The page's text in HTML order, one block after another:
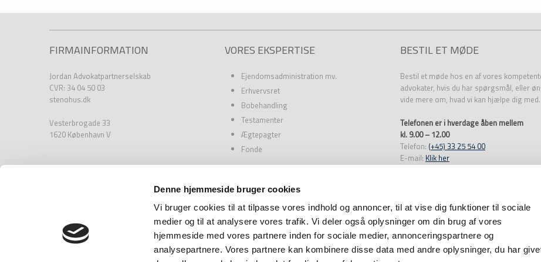
Denne hjemmeside bruger cookies
Vi bruger cookies til at tilpasse vores indhold og annoncer, til at vise dig funktioner til sociale
medier og til at analysere vores trafik. Vi deler også oplysninger om din brug af vores
hjemmeside med vores partnere inden for sociale medier, annonceringspartnere og
analysepartnere. Vores partnere kan kombinere disse data med andre oplysninger, du har
FIRMAINFORMATION
Jordan Advokatpartnerselskab
CVR: 34 04 50 03
stenohus.dk
Vesterbrogade 33
1620 København V
VORES EKSPERTISE
Ejendomsadministration mv.
Erhvervsret
Bobehandling
Testamenter
Ægtepagter
Fonde
BESTIL ET MØDE
Bestil et møde hos en af vores
advokater, hvis du har spørgsmål, eller
vide mere om, hvad vi kan hjælpe dig med.
Telefonen er i hverdage åben mellem
kl. 9.00 – 12.00
Telefon: (+45) 33 25 54 00
E-mail: Klik her
Created and hosted by Group Online